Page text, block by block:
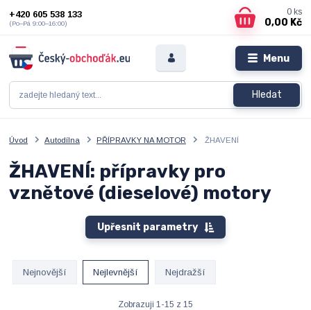
Menu
Hledat
+420 605 538 133
(Po–Pá 9:00–16:00)
0 ks
0,00 Kč
Úvod Autodílna PŘÍPRAVKY NA MOTOR ŽHAVENÍ
ŽHAVENÍ: přípravky pro
vznětové (dieselové) motory
Upřesnit parametry
Nejnovější Nejlevnější Nejdražší
Zobrazuji 1-15 z 15